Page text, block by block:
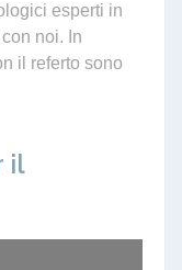
esperti in
noi. In
il referto sono
il